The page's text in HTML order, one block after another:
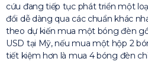
cứu đang tiếp tục phát triển một
đổi dễ dàng qua các chuẩn khác
theo dự kiến mua một bóng đèn
USD tại Mỹ, nếu mua một hộp 2
tiết kiệm hơn là mua 4 bóng đèn